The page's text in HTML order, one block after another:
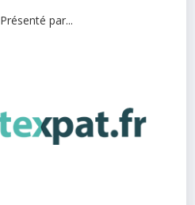
Présenté par...